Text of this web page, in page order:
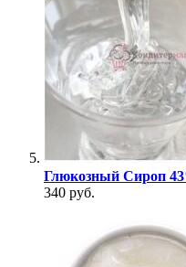
Глюкозный Сироп
340 руб.